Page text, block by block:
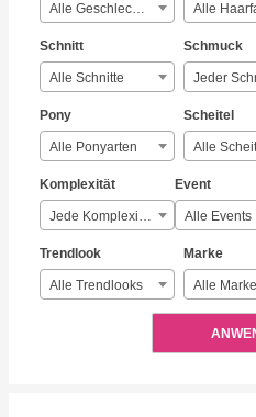
Alle Geschlechter Alle
Schnitt
Alle Schnitte
Schmuck
Jeder
Pony
Alle Ponyarten
Scheitel
Komplexität
Jede Komplexität
Event
Alle Events
Trendlook
Alle Trendlooks
Marke
Alle